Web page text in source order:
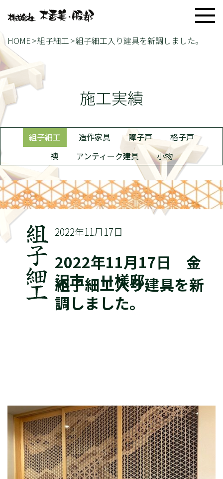
HOME 組子細工 組子細工入り建具を新調しました。
施工実績
組子細工 造作家具 障子戸
格子戸
襖
アンティーク建具 小物
2022年11月17日
2022年11月17日 金
沢市 Ｈ様邸
組子細工入り建具を新
調しました。